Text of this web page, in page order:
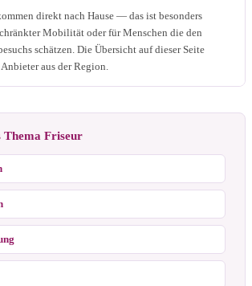
direkt nach Hause — das ist besonders
Mobilität oder für Menschen die den
schätzen. Die Übersicht auf dieser Seite
aus der Region.
Thema Friseur